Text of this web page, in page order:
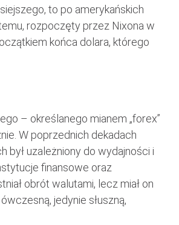
to po amerykańskich
rozpoczęty przez Nixona w
końca dolara, którego
– określanego mianem „forex”
W poprzednich dekadach
był uzależniony do wydajności i
finansowe oraz
obrót walutami, lecz miał on
jedynie słuszną,